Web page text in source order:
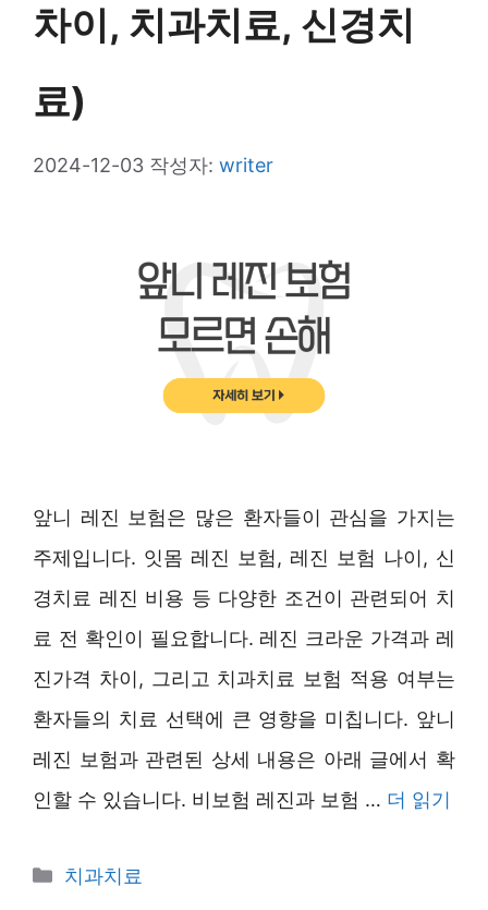
차이, 치과치료, 신경치
료)
2024-12-03 작성자: writer
앞니 레진 보험은 많은 환자들이 관심을 가지는
주제입니다. 잇몸 레진 보험, 레진 보험 나이, 신
경치료 레진 비용 등 다양한 조건이 관련되어 치
료 전 확인이 필요합니다. 레진 크라운 가격과 레
진가격 차이, 그리고 치과치료 보험 적용 여부는
환자들의 치료 선택에 큰 영향을 미칩니다. 앞니
레진 보험과 관련된 상세 내용은 아래 글에서 확
인할 수 있습니다. 비보험 레진과 보험 … 더 읽기
카
치과치료